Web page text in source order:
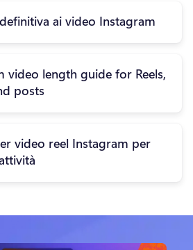
ai video Instagram
video length guide for Reels,
posts
video reel Instagram per